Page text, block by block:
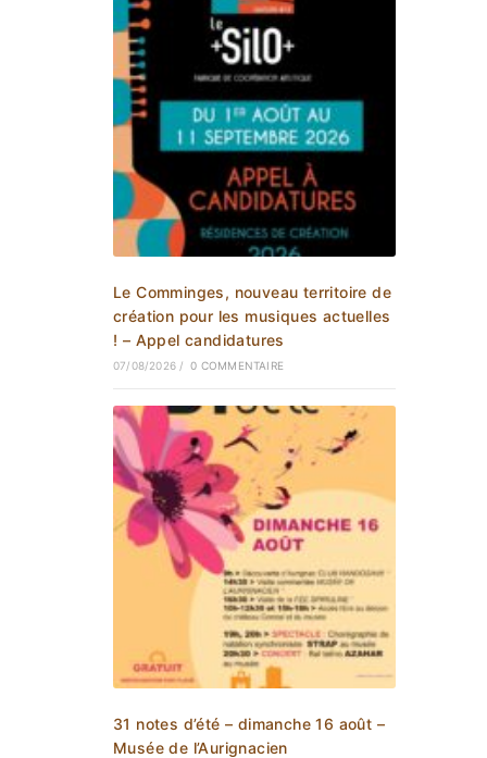
Le Comminges, nouveau territoire de
création pour les musiques actuelles
! – Appel candidatures
07/08/2026 / 0 COMMENTAIRE
31 notes d’été – dimanche 16 août –
Musée de l’Aurignacien